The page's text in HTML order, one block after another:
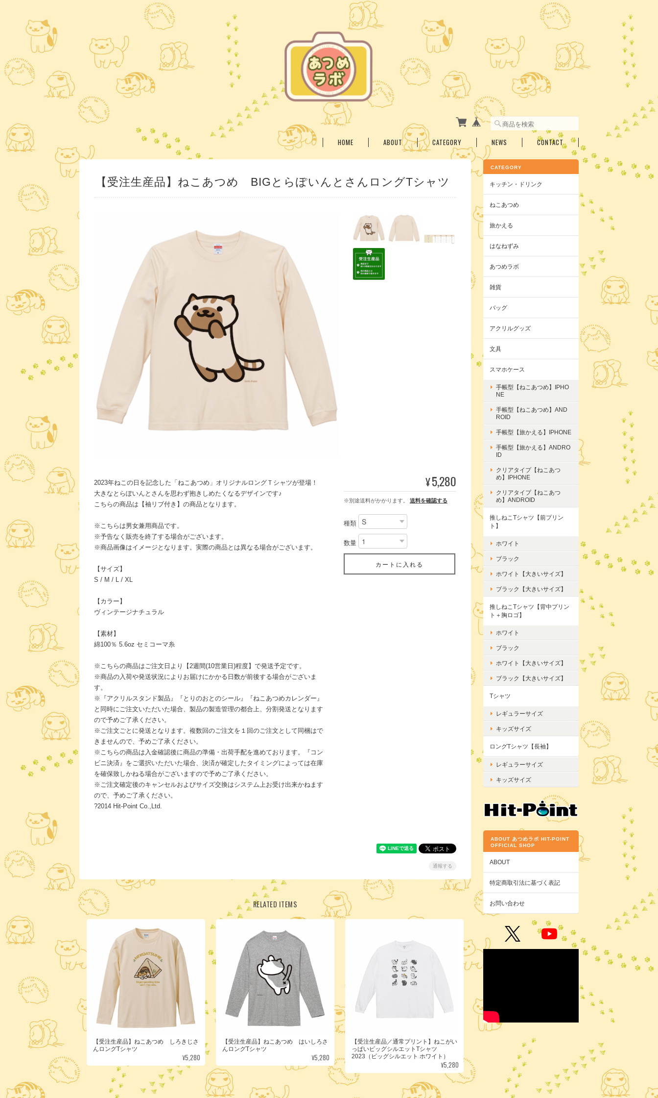
HOME ABOUT CATEGORY NEWS CONTACT
【受注生産品】ねこあつめ BIGとらぽいんとさんロングTシャツ
2023年ねこの日を記念した「ねこあつめ」オリジナルロングＴシャツが登場！
大きなとらぽいんとさんを思わず抱きしめたくなるデザインです♪
こちらの商品は【袖リブ付き】の商品となります。
※こちらは男女兼用商品です。
※予告なく販売を終了する場合がございます。
※商品画像はイメージとなります。実際の商品とは異なる場合がございます。
【サイズ】
S / M / L / XL
【カラー】
ヴィンテージナチュラル
【素材】
綿100％ 5.6oz セミコーマ糸
※こちらの商品はご注文日より【2週間(10営業日)程度】で発送予定です。
※商品の入荷や発送状況によりお届けにかかる日数が前後する場合がございま
す。
※『アクリルスタンド製品』『とりのおとのシール』『ねこあつめカレンダー』
と同時にご注文いただいた場合、製品の製造管理の都合上、分割発送となります
ので予めご了承ください。
※ご注文ごとに発送となります。複数回のご注文を１回のご注文として同梱はで
きませんので、予めご了承ください。
※こちらの商品は入金確認後に商品の準備・出荷手配を進めております。『コン
ビニ決済』をご選択いただいた場合、決済が確定したタイミングによっては在庫
を確保致しかねる場合がございますので予めご了承ください。
※ご注文確定後のキャンセルおよびサイズ交換はシステム上お受け出来かねます
ので、予めご了承ください。
?2014 Hit-Point Co.,Ltd.
¥5,280
※別途送料がかかります。 送料を確認する
種類
数量
カートに入れる
通報する
RELATED ITEMS
【受注生産品】ねこあつめ しろきじさ
んロングTシャツ
¥5,280
【受注生産品】ねこあつめ はいしろさ
んロングTシャツ
¥5,280
【受注生産品／通常プリント】ねこがい
っぱいビッグシルエットTシャツ
2023（ビッグシルエット ホワイト）
¥5,280
CATEGORY
キッチン・ドリンク
ねこあつめ
旅かえる
はなねずみ
あつめラボ
雑貨
バッグ
アクリルグッズ
文具
スマホケース
手帳型【ねこあつめ】IPHO
NE
手帳型【ねこあつめ】AND
ROID
手帳型【旅かえる】IPHONE
手帳型【旅かえる】ANDRO
ID
クリアタイプ【ねこあつ
め】IPHONE
クリアタイプ【ねこあつ
め】ANDROID
推しねこTシャツ【前プリン
ト】
ホワイト
ブラック
ホワイト【大きいサイズ】
ブラック【大きいサイズ】
推しねこTシャツ【背中プリン
ト＋胸ロゴ】
ホワイト
ブラック
ホワイト【大きいサイズ】
ブラック【大きいサイズ】
Tシャツ
レギュラーサイズ
キッズサイズ
ロングTシャツ【長袖】
レギュラーサイズ
キッズサイズ
ABOUT あつめラボ HIT-POINT
OFFICIAL SHOP
ABOUT
特定商取引法に基づく表記
お問い合わせ